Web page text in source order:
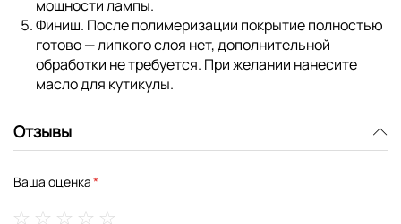
мощности лампы.
Финиш. После полимеризации покрытие полностью
готово — липкого слоя нет, дополнительной
обработки не требуется. При желании нанесите
масло для кутикулы.
Отзывы
Ваша оценка